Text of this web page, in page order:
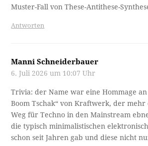
Muster-Fall von These-Antithese-
Antworten
Manni Schneiderbauer
6. Juli 2026 um 10:07 Uhr
Trivia: der Name war eine Hommage an
Boom Tschak“ von Kraftwerk, der
Weg für Techno in den Mainstream
die typisch minimalistischen
schon seit Jahren gab und diese nicht